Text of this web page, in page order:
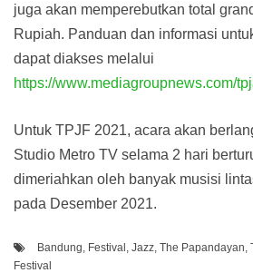
juga akan memperebutkan total
Rupiah. Panduan dan informasi
dapat diakses melalui
https://www.mediagroupnews.com/
Untuk TPJF 2021, acara akan
Studio Metro TV selama 2 hari
dimeriahkan oleh banyak musisi
pada Desember 2021.
Bandung, Festival, Jazz, The Papandayan,
Festival